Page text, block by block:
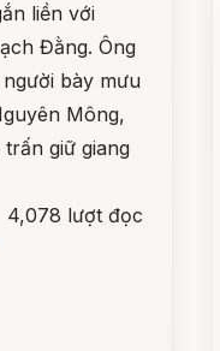
liền với
Đằng. Ông
bày mưu
Mông,
giữ giang
4,078 lượt đọc